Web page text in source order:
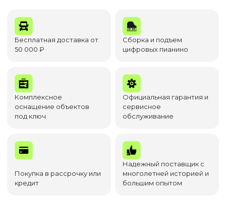
Бесплатная доставка от
50 000 ₽
Сборка и подъем
цифровых пианино
Комплексное
оснащение объектов
под ключ
Официальная гарантия и
сервисное
обслуживание
Покупка в рассрочку или
кредит
Надежный поставщик с
многолетней историей и
большим опытом